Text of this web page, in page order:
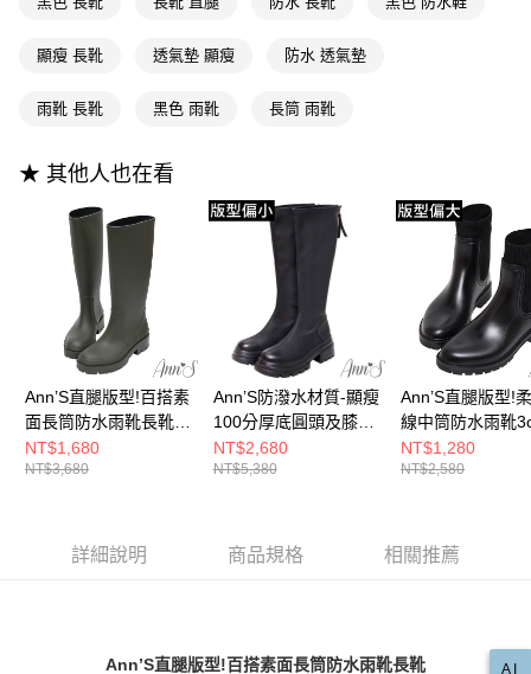
流程，驗證手機門號後，選擇欲分期的期數、繳款截止日，確認付款後即完
3.實際核准額度、可分期數及費用金額請依後續交易確認頁面所載為準。
法說明評估內容。
【繳款方式說明】
1.分期款項不併入電信帳單，「大哥付你分期」於每月結算日後寄送繳費提
醒簡訊。
2.透過簡訊連結打開帳單後，可選擇「超商條碼／台灣大直營門市／銀行轉
帳／街口支付／iPASS MONEY」等通路繳費。
【注意事項】
1.本服務係由「台灣大哥大股份有限公司」（以下簡稱本公司）所提供，讓
用戶於交易時，得透過本服務購買商品或服務，並由商店將買賣／分期付款
買賣價金債權讓與本公司後，依約使用本公司帳單繳交帳款。
2.基於同意付款使用「大哥付你分期」之契約關係目的，商店將以您的個人
資料（包含姓名、電話或地址）提供予台灣大哥大進項蒐集、處理及利用，
由本公司與您本人進行分期帳單所需資料之確認、核對及更正。
3.完整用戶服務條款，請詳閱以下連結：
https://oppay.tw/userRule
AFTEE先享後付
【關於「AFTEE先享後付」】
便利好安心！
３．安心：先確認商品／服務後，再付款。
【「AFTEE先享後付」結帳流程】
１．於結帳方式選擇「AFTEE先享後付」後，將跳轉至「AFTEE先享後付」
結帳頁面，進行簡訊認證並確認金額後，即可完成結帳。
２．訂單成立數日內，您將收到繳費通知簡訊。
３．收到繳費通知簡訊後14天內，點擊此簡訊中的連結，可透過四大超商／
ATM／網路銀行／等多元方式進行付款，方視為交易完成。
※ 請注意：結帳手續完成當下不需立刻繳費，但若您需要取消訂單，請聯絡
購買商品的店家。未經商家同意取消之訂單仍視為有效，需透過AFTEE先享
後付繳納相關費用。
※ 交易是否成功請以「AFTEE先享後付 」之結帳頁面顯示為準，若有關於
是否繳費成功／繳費後需取消欲退款等相關疑問，請聯繫「AFTEE先享後付
客戶支援中心」
https://netprotections.freshdesk.com/support/home
權轉讓予恩沛科技股份有限公司。
宅配
每筆NT$100，滿NT$999(含以上)免運費
國家/地區配送(非順豐配送，勿填寫順豐智能櫃地址) 查看運費
國家/地區配送(限中國大陸地區) 查看運費
顯瘦 長靴 透氣墊 顯瘦 防水 透氣墊
雨靴 長靴 黑色 雨靴 長筒 雨靴
★ 其他人也在看
Ann’S直腿版型!百搭素
面長筒防水雨靴長靴
4cm-綠(版型偏大)
NT$1,680
NT$3,680
Ann’S防潑水材質-顯瘦
100分厚底圓頭及膝長
靴5cm-黑 (版型偏小)
NT$2,680
NT$5,380
Ann’S直腿版型!
線中筒防水雨靴
黑(版型偏大)
NT$1,280
NT$2,580
詳細說明 商品規格 相關推薦
Ann’S直腿版型!百搭素面長筒防水雨靴長靴 AI